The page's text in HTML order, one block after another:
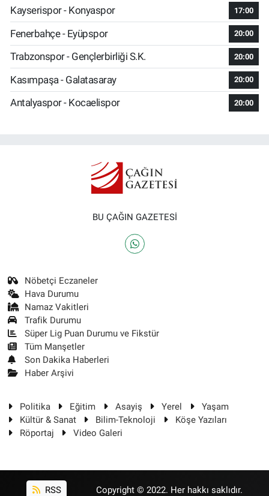
Kayserispor - Konyaspor
17:00
Fenerbahçe - Eyüpspor 20:00
Trabzonspor - Gençlerbirliği S.K. 20:00
Kasımpaşa - Galatasaray 20:00
Antalyaspor - Kocaelispor 20:00
BU ÇAĞIN GAZETESİ
Nöbetçi Eczaneler
Hava Durumu
Namaz Vakitleri
Trafik Durumu
Süper Lig Puan Durumu ve Fikstür
Tüm Manşetler
Son Dakika Haberleri
Haber Arşivi
Politika Eğitim Asayiş Yerel
Yaşam
Kültür & Sanat
Bilim-Teknoloji
Köşe Yazıları
Röportaj
Video Galeri
RSS Copyright © 2022. Her hakkı saklıdır.